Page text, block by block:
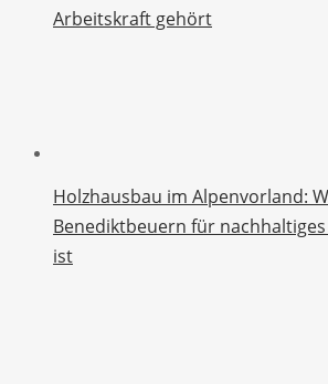
Arbeitskraft gehört
Holzhausbau im Alpenvorland:
Benediktbeuern für
ist